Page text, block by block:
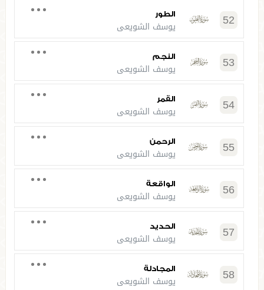
52 الطور
يوسف الشويعي
53 النجم
يوسف الشويعي
54 القمر
يوسف الشويعي
55 الرحمن
يوسف الشويعي
56 الواقعة
يوسف الشويعي
57 الحديد
يوسف الشويعي
58 المجادلة
يوسف الشويعي